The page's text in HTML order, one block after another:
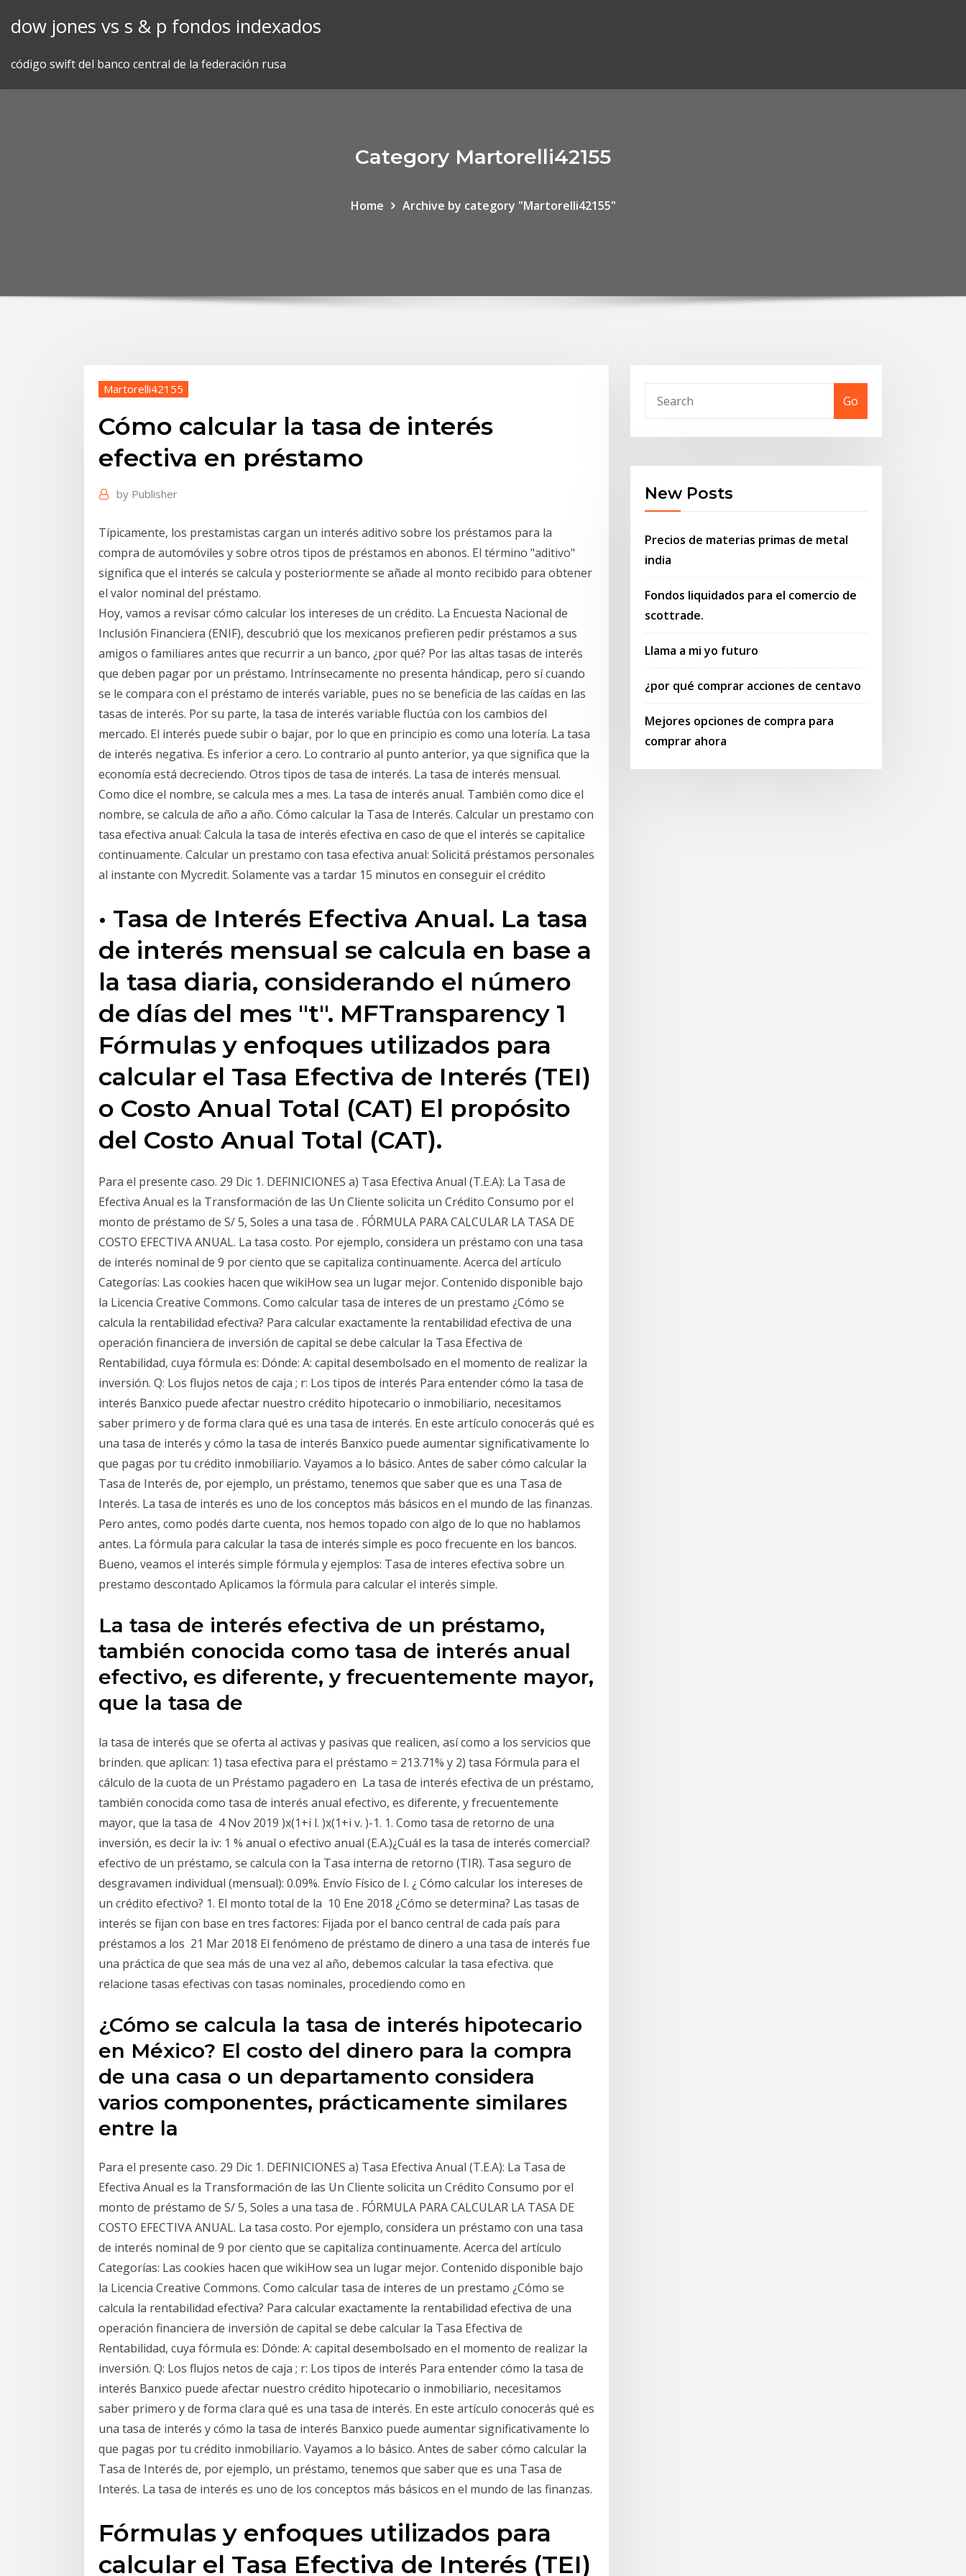
dow jones vs s & p fondos indexados
código swift del banco central de la federación rusa
Category Martorelli42155
Home Archive by category "Martorelli42155"
Martorelli42155
Cómo calcular la tasa de interés
efectiva en préstamo
by Publisher
Típicamente, los prestamistas cargan un interés aditivo sobre los préstamos para la
compra de automóviles y sobre otros tipos de préstamos en abonos. El término "aditivo"
significa que el interés se calcula y posteriormente se añade al monto recibido para obtener
el valor nominal del préstamo.
Hoy, vamos a revisar cómo calcular los intereses de un crédito. La Encuesta Nacional de
Inclusión Financiera (ENIF), descubrió que los mexicanos prefieren pedir préstamos a sus
amigos o familiares antes que recurrir a un banco, ¿por qué? Por las altas tasas de interés
que deben pagar por un préstamo. Intrínsecamente no presenta hándicap, pero sí cuando
se le compara con el préstamo de interés variable, pues no se beneficia de las caídas en las
tasas de interés. Por su parte, la tasa de interés variable fluctúa con los cambios del
mercado. El interés puede subir o bajar, por lo que en principio es como una lotería. La tasa
de interés negativa. Es inferior a cero. Lo contrario al punto anterior, ya que significa que la
economía está decreciendo. Otros tipos de tasa de interés. La tasa de interés mensual.
Como dice el nombre, se calcula mes a mes. La tasa de interés anual. También como dice el
nombre, se calcula de año a año. Cómo calcular la Tasa de Interés. Calcular un prestamo con
tasa efectiva anual: Calcula la tasa de interés efectiva en caso de que el interés se capitalice
continuamente. Calcular un prestamo con tasa efectiva anual: Solicitá préstamos personales
al instante con Mycredit. Solamente vas a tardar 15 minutos en conseguir el crédito
• Tasa de Interés Efectiva Anual. La tasa
de interés mensual se calcula en base a
la tasa diaria, considerando el número
de días del mes "t". MFTransparency 1
Fórmulas y enfoques utilizados para
calcular el Tasa Efectiva de Interés (TEI)
o Costo Anual Total (CAT) El propósito
del Costo Anual Total (CAT).
Para el presente caso. 29 Dic 1. DEFINICIONES a) Tasa Efectiva Anual (T.E.A): La Tasa de
Efectiva Anual es la Transformación de las Un Cliente solicita un Crédito Consumo por el
monto de préstamo de S/ 5, Soles a una tasa de . FÓRMULA PARA CALCULAR LA TASA DE
COSTO EFECTIVA ANUAL. La tasa costo. Por ejemplo, considera un préstamo con una tasa
de interés nominal de 9 por ciento que se capitaliza continuamente. Acerca del artículo
Categorías: Las cookies hacen que wikiHow sea un lugar mejor. Contenido disponible bajo
la Licencia Creative Commons. Como calcular tasa de interes de un prestamo ¿Cómo se
calcula la rentabilidad efectiva? Para calcular exactamente la rentabilidad efectiva de una
operación financiera de inversión de capital se debe calcular la Tasa Efectiva de
Rentabilidad, cuya fórmula es: Dónde: A: capital desembolsado en el momento de realizar la
inversión. Q: Los flujos netos de caja ; r: Los tipos de interés Para entender cómo la tasa de
interés Banxico puede afectar nuestro crédito hipotecario o inmobiliario, necesitamos
saber primero y de forma clara qué es una tasa de interés. En este artículo conocerás qué es
una tasa de interés y cómo la tasa de interés Banxico puede aumentar significativamente lo
que pagas por tu crédito inmobiliario. Vayamos a lo básico. Antes de saber cómo calcular la
Tasa de Interés de, por ejemplo, un préstamo, tenemos que saber que es una Tasa de
Interés. La tasa de interés es uno de los conceptos más básicos en el mundo de las finanzas.
Pero antes, como podés darte cuenta, nos hemos topado con algo de lo que no hablamos
antes. La fórmula para calcular la tasa de interés simple es poco frecuente en los bancos.
Bueno, veamos el interés simple fórmula y ejemplos: Tasa de interes efectiva sobre un
prestamo descontado Aplicamos la fórmula para calcular el interés simple.
La tasa de interés efectiva de un préstamo,
también conocida como tasa de interés anual
efectivo, es diferente, y frecuentemente mayor,
que la tasa de
la tasa de interés que se oferta al activas y pasivas que realicen, así como a los servicios que
brinden. que aplican: 1) tasa efectiva para el préstamo = 213.71% y 2) tasa Fórmula para el
cálculo de la cuota de un Préstamo pagadero en La tasa de interés efectiva de un préstamo,
también conocida como tasa de interés anual efectivo, es diferente, y frecuentemente
mayor, que la tasa de 4 Nov 2019 )x(1+i l. )x(1+i v. )-1. 1. Como tasa de retorno de una
inversión, es decir la iv: 1 % anual o efectivo anual (E.A.)¿Cuál es la tasa de interés comercial?
efectivo de un préstamo, se calcula con la Tasa interna de retorno (TIR). Tasa seguro de
desgravamen individual (mensual): 0.09%. Envío Físico de I. ¿ Cómo calcular los intereses de
un crédito efectivo? 1. El monto total de la 10 Ene 2018 ¿Cómo se determina? Las tasas de
interés se fijan con base en tres factores: Fijada por el banco central de cada país para
préstamos a los 21 Mar 2018 El fenómeno de préstamo de dinero a una tasa de interés fue
una práctica de que sea más de una vez al año, debemos calcular la tasa efectiva. que
relacione tasas efectivas con tasas nominales, procediendo como en
¿Cómo se calcula la tasa de interés hipotecario
en México? El costo del dinero para la compra
de una casa o un departamento considera
varios componentes, prácticamente similares
entre la
Para el presente caso. 29 Dic 1. DEFINICIONES a) Tasa Efectiva Anual (T.E.A): La Tasa de
Efectiva Anual es la Transformación de las Un Cliente solicita un Crédito Consumo por el
monto de préstamo de S/ 5, Soles a una tasa de . FÓRMULA PARA CALCULAR LA TASA DE
COSTO EFECTIVA ANUAL. La tasa costo. Por ejemplo, considera un préstamo con una tasa
de interés nominal de 9 por ciento que se capitaliza continuamente. Acerca del artículo
Categorías: Las cookies hacen que wikiHow sea un lugar mejor. Contenido disponible bajo
la Licencia Creative Commons. Como calcular tasa de interes de un prestamo ¿Cómo se
calcula la rentabilidad efectiva? Para calcular exactamente la rentabilidad efectiva de una
operación financiera de inversión de capital se debe calcular la Tasa Efectiva de
Rentabilidad, cuya fórmula es: Dónde: A: capital desembolsado en el momento de realizar la
inversión. Q: Los flujos netos de caja ; r: Los tipos de interés Para entender cómo la tasa de
interés Banxico puede afectar nuestro crédito hipotecario o inmobiliario, necesitamos
saber primero y de forma clara qué es una tasa de interés. En este artículo conocerás qué es
una tasa de interés y cómo la tasa de interés Banxico puede aumentar significativamente lo
que pagas por tu crédito inmobiliario. Vayamos a lo básico. Antes de saber cómo calcular la
Tasa de Interés de, por ejemplo, un préstamo, tenemos que saber que es una Tasa de
Interés. La tasa de interés es uno de los conceptos más básicos en el mundo de las finanzas.
Fórmulas y enfoques utilizados para
calcular el Tasa Efectiva de Interés (TEI)
Go
New Posts
Precios de materias primas de metal
india
Fondos liquidados para el comercio de
scottrade.
Llama a mi yo futuro
¿por qué comprar acciones de centavo
Mejores opciones de compra para
comprar ahora